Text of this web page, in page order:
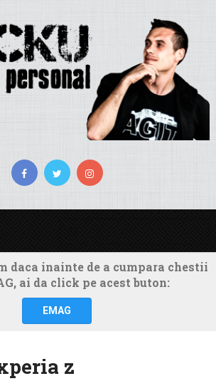
daca inainte de a cumpara chestii
ai da click pe acest buton:
EMAG
z